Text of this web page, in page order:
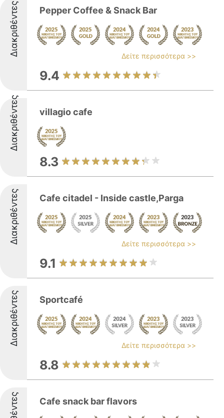
Διακριθέντες Pepper Coffee & Snack Bar
Δείτε περισσότερα >>
9.4
Διακριθέντες villagio cafe
8.3
Διακριθέντες Cafe citadel - Inside castle,Parga
Δείτε περισσότερα >>
9.1
Διακριθέντες Sportcafé
Δείτε περισσότερα >>
8.8
Cafe snack bar flavors